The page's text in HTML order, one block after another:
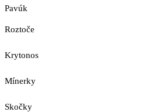
Pavúk
Roztoče
Krytonos
Mínerky
Skočky